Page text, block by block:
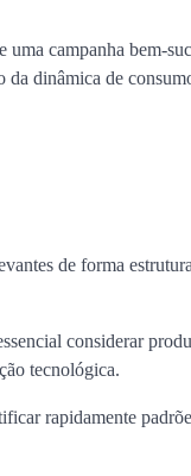
campanha bem-
dinâmica de
de forma
considerar
tecnológica.
rapidamente